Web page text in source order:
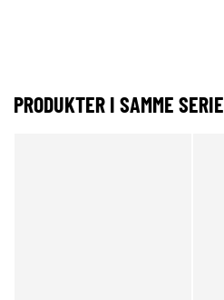
PRODUKTER I SAMME SERIE